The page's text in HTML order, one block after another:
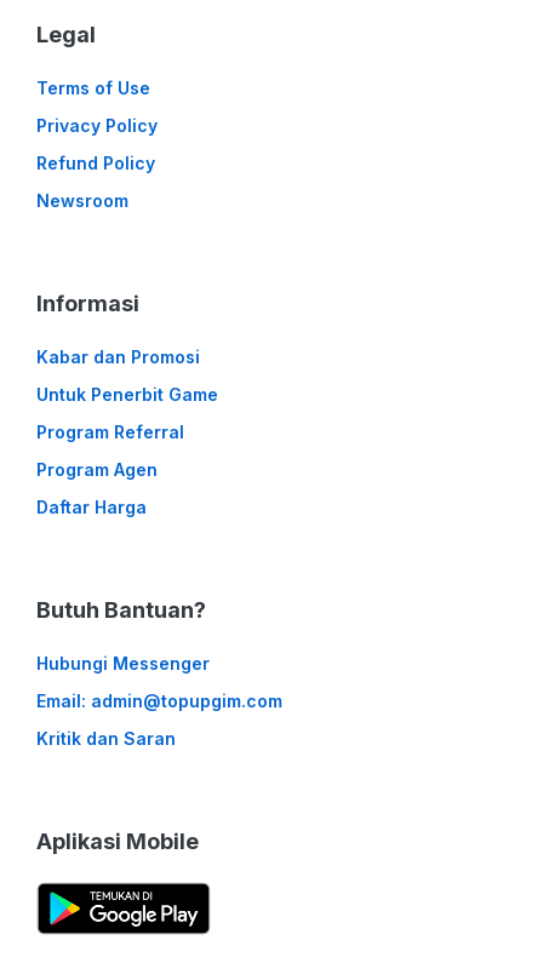
Legal
Terms of Use
Privacy Policy
Refund Policy
Newsroom
Informasi
Kabar dan Promosi
Untuk Penerbit Game
Program Referral
Program Agen
Daftar Harga
Butuh Bantuan?
Hubungi Messenger
Email: admin@topupgim.com
Kritik dan Saran
Aplikasi Mobile